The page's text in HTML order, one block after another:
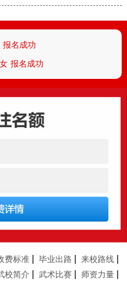
女 报名成功
报名成功
女 报名成功
男 报名成功
报名成功
报名成功
岁 女 报名成功
男 报名成功
费标准| 毕业出路 来校路线|
校简介 武术比赛| 师资力量|